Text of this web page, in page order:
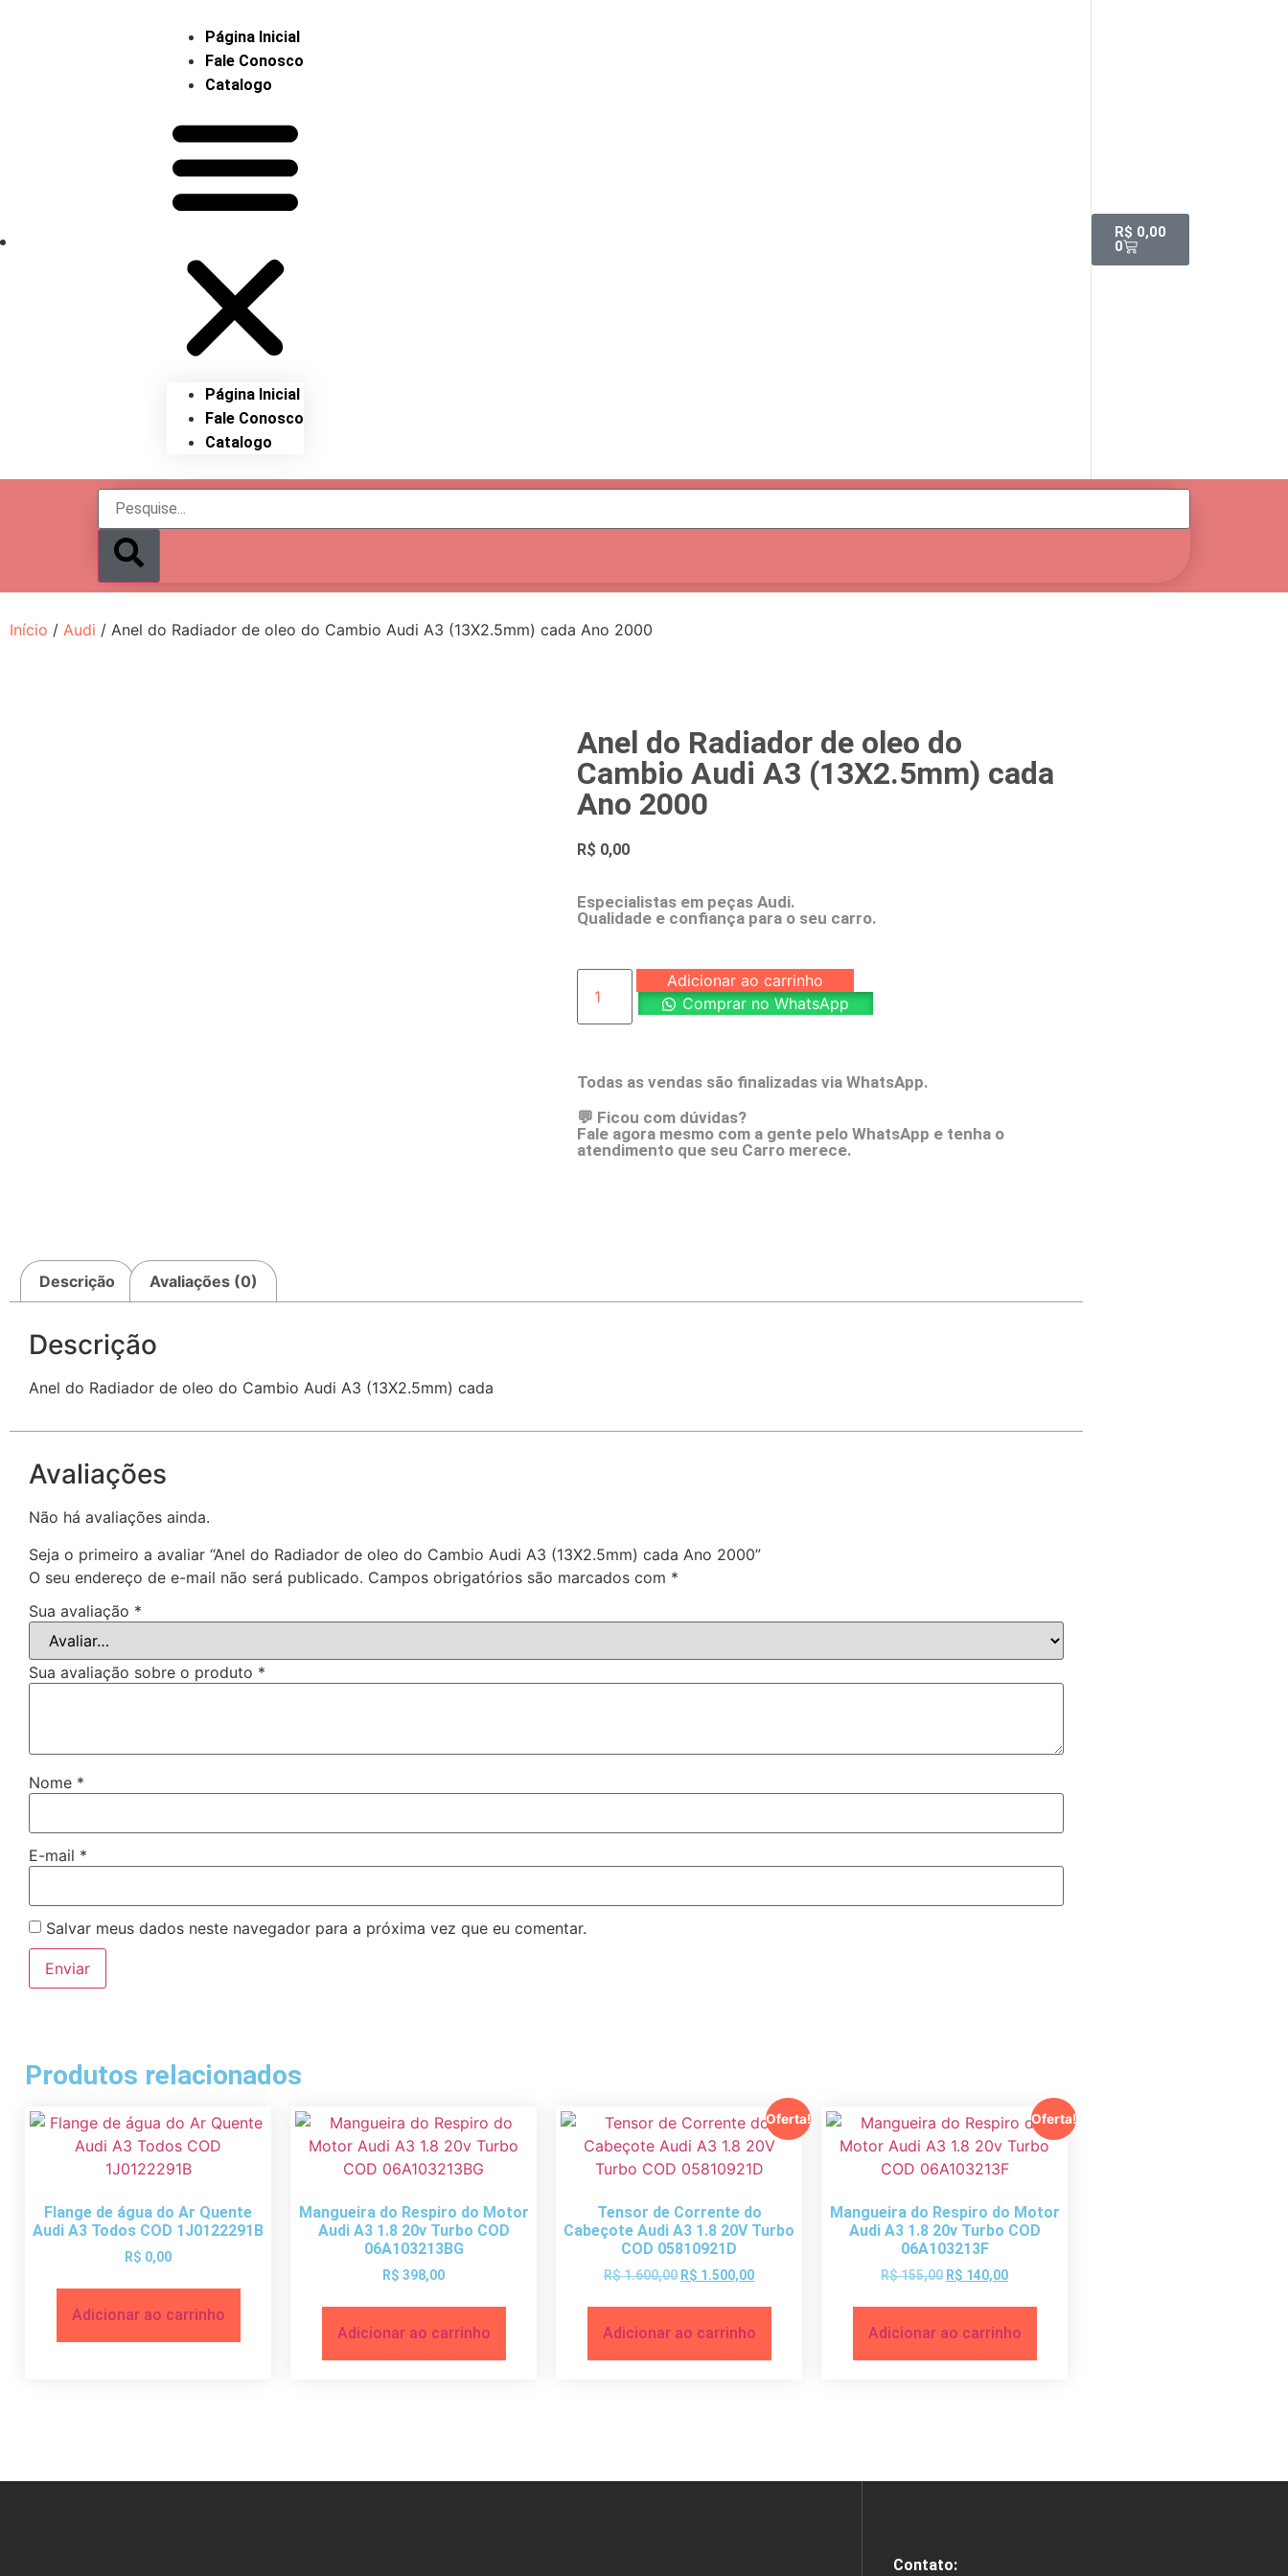
Página Inicial
Fale Conosco
Catalogo
Página Inicial
Fale Conosco
Catalogo
R$ 0,00
0
Início / Audi / Anel do Radiador de oleo do Cambio Audi A3 (13X2.5mm) cada Ano 2000
Anel do Radiador de oleo do
Cambio Audi A3 (13X2.5mm) cada
Ano 2000
R$ 0,00
Especialistas em peças Audi.
Qualidade e confiança para o seu carro.
Adicionar ao carrinho
Comprar no WhatsApp
Todas as vendas são finalizadas via WhatsApp.
💬 Ficou com dúvidas?
Fale agora mesmo com a gente pelo WhatsApp e tenha o
atendimento que seu Carro merece.
Descrição Avaliações (0)
Descrição
Anel do Radiador de oleo do Cambio Audi A3 (13X2.5mm) cada
Avaliações
Não há avaliações ainda.
Seja o primeiro a avaliar “Anel do Radiador de oleo do Cambio Audi A3 (13X2.5mm) cada Ano 2000”
O seu endereço de e-mail não será publicado. Campos obrigatórios são marcados com *
Sua avaliação *
Sua avaliação sobre o produto *
Nome *
E-mail *
Salvar meus dados neste navegador para a próxima vez que eu comentar.
Produtos relacionados
Flange de água do Ar Quente
Audi A3 Todos COD 1J0122291B
R$ 0,00
Adicionar ao carrinho
Mangueira do Respiro do Motor
Audi A3 1.8 20v Turbo COD
06A103213BG
R$ 398,00
Adicionar ao carrinho
Oferta!
Tensor de Corrente do
Cabeçote Audi A3 1.8 20V Turbo
COD 05810921D
R$1.600,00 R$ 1.500,00
Adicionar ao carrinho
Oferta!
Mangueira do Respiro do Motor
Audi A3 1.8 20v Turbo COD
06A103213F
R$155,00 R$ 140,00
Adicionar ao carrinho
Contato: